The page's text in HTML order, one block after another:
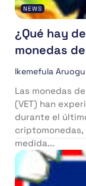
NEWS
¿Qué hay
monedas
Ikemefula Aruogu
Las monedas
(VET) han
durante el
criptomonedas,
medida...